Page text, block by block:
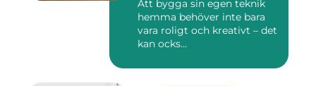
Att bygga sin egen teknik
hemma behöver inte bara
vara roligt och kreativt – det
kan ocks...